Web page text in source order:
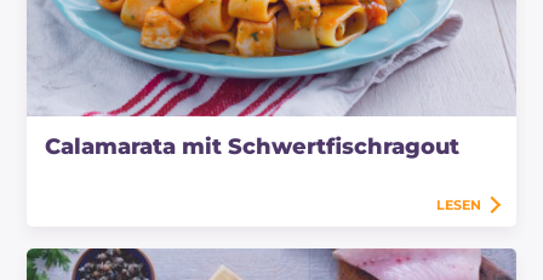
Calamarata mit Schwertfischragout
LESEN